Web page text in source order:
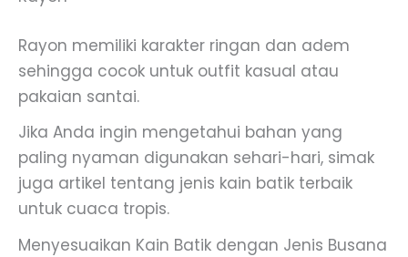
Rayon memiliki karakter ringan dan adem
sehingga cocok untuk outfit kasual atau
pakaian santai.
Jika Anda ingin mengetahui bahan yang
paling nyaman digunakan sehari-hari, simak
juga artikel tentang jenis kain batik terbaik
untuk cuaca tropis.
Menyesuaikan Kain Batik dengan Jenis Busana